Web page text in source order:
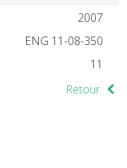
2007
ENG 11-08-350
11
Retour